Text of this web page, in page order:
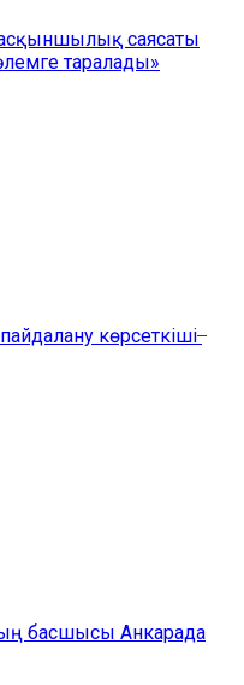
саясаты
таралады»
көрсеткіші
басшысы Анкарада